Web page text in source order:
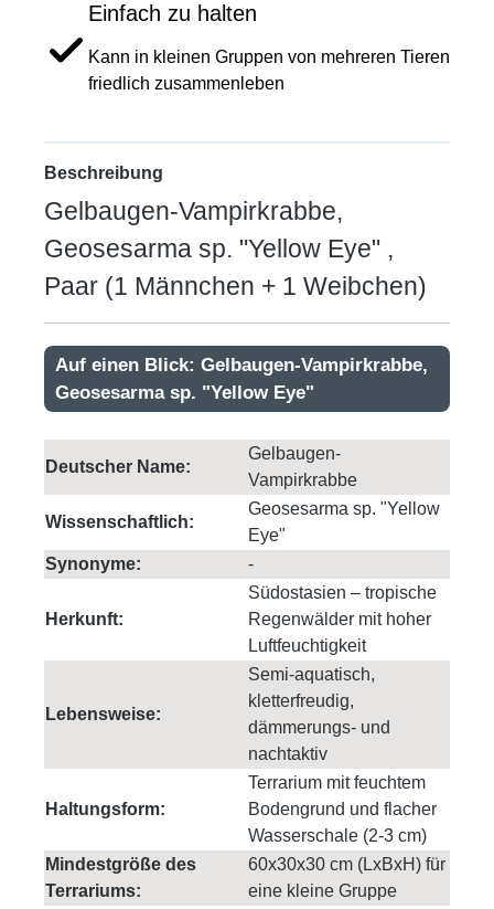
Einfach zu halten
Kann in kleinen Gruppen von mehreren Tieren
friedlich zusammenleben
Beschreibung
Gelbaugen-Vampirkrabbe,
Geosesarma sp. "Yellow Eye" ,
Paar (1 Männchen + 1 Weibchen)
Auf einen Blick: Gelbaugen-Vampirkrabbe,
Geosesarma sp. "Yellow Eye"
Deutscher Name:
Gelbaugen-
Vampirkrabbe
Wissenschaftlich:
Geosesarma sp. "Yellow
Eye"
Synonyme:
-
Herkunft:
Südostasien – tropische
Regenwälder mit hoher
Luftfeuchtigkeit
Lebensweise:
Semi-aquatisch,
kletterfreudig,
dämmerungs- und
nachtaktiv
Haltungsform:
Terrarium mit feuchtem
Bodengrund und flacher
Wasserschale (2-3 cm)
Mindestgröße des
Terrariums:
60x30x30 cm (LxBxH) für
eine kleine Gruppe